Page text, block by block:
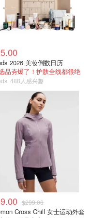
2026 美妆倒数日历
品夯爆了！护肤全线都很绝
488人感兴趣
$299.00
Cross Chill 女士运动外套